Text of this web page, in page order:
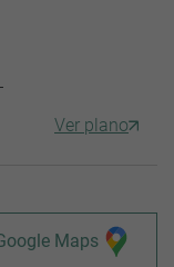
Ver plano
Maps